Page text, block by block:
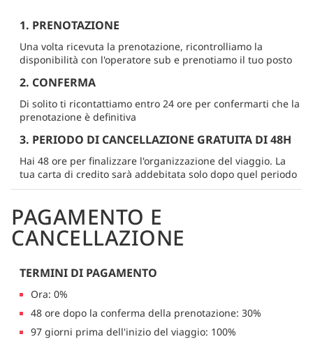
1. PRENOTAZIONE
Una volta ricevuta la prenotazione, ricontrolliamo la
disponibilità con l'operatore sub e prenotiamo il tuo posto
2. CONFERMA
Di solito ti ricontattiamo entro 24 ore per confermarti che la
prenotazione è definitiva
3. PERIODO DI CANCELLAZIONE GRATUITA DI 48H
Hai 48 ore per finalizzare l'organizzazione del viaggio. La
tua carta di credito sarà addebitata solo dopo quel periodo
PAGAMENTO E
CANCELLAZIONE
TERMINI DI PAGAMENTO
Ora: 0%
48 ore dopo la conferma della prenotazione: 30%
97 giorni prima dell'inizio del viaggio: 100%